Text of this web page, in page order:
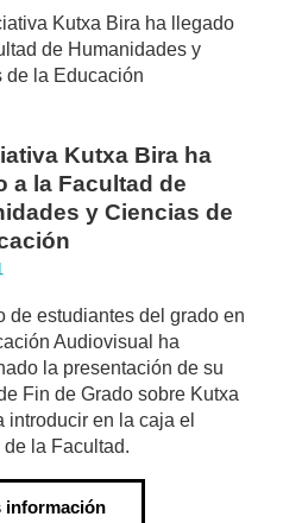
Kutxa Bira ha
a la Facultad de
y Ciencias de
de estudiantes del grado en
Audiovisual ha
la presentación de su
Fin de Grado sobre Kutxa
introducir en la caja el
la Facultad.
información